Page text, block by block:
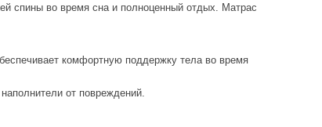
спины во время сна и полноценный отдых. Матрас
комфортную поддержку тела во время
от повреждений.